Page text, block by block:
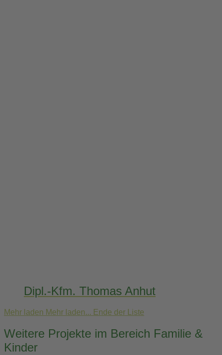
Dipl.-Kfm. Thomas Anhut
Mehr laden Mehr laden... Ende der Liste
Weitere Projekte im Bereich Familie &
Kinder